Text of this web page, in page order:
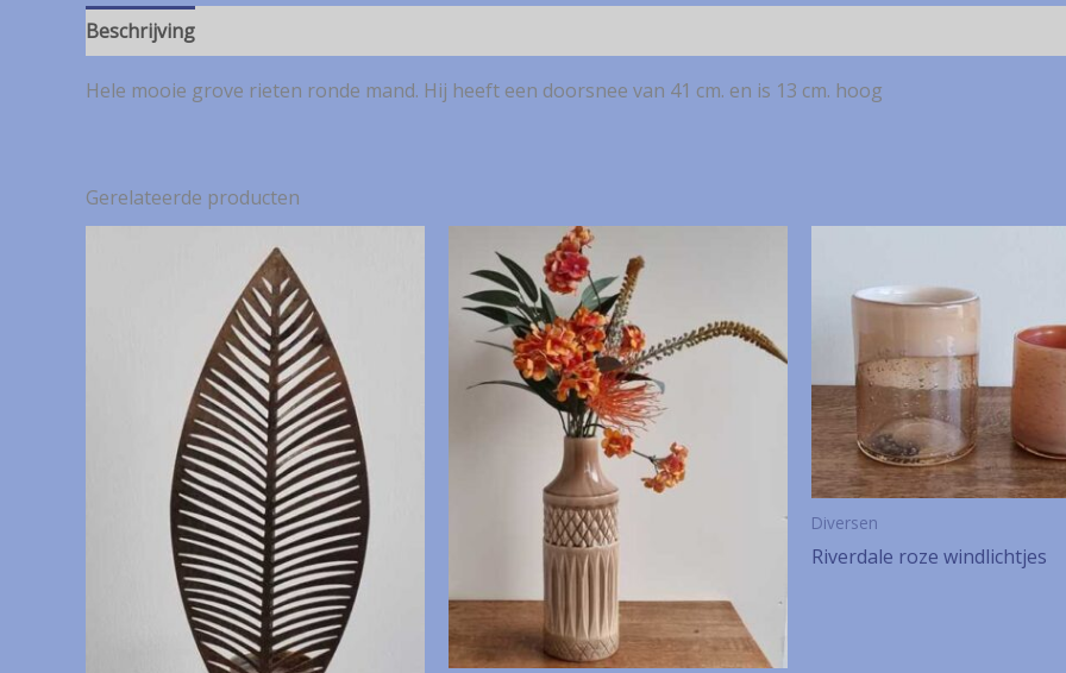
Beschrijving
Hele mooie grove rieten ronde mand. Hij heeft een doorsnee van 41 cm. en is 13 cm. hoog
Gerelateerde producten
Diversen
Riverdale roze windlichtjes